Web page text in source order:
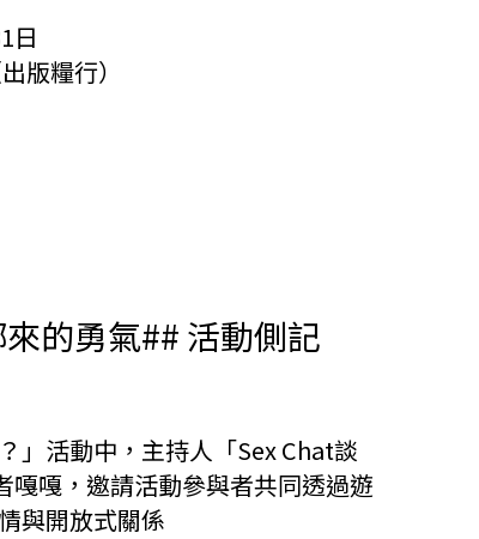
日
版糧行）
的勇氣## 活動側記
」活動中，主持人「Sex Chat談
嘎，邀請活動參與者共同透過遊
與開放式關係